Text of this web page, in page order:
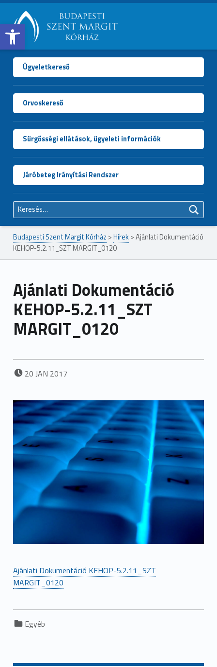
Open toolbar
BUDAPESTI
SZENT
MARGIT
KÓRHÁZ
Ügyeletkereső
Orvoskereső
Sürgősségi ellátások, ügyeleti információk
Járóbeteg Irányítási Rendszer
Keresés:
Budapesti Szent Margit Kórház >Hírek>Ajánlati Dokumentáció
KEHOP-5.2.11_SZT MARGIT_0120
Ajánlati Dokumentáció
KEHOP-5.2.11_SZT
MARGIT_0120
POSTED ON:
20 JAN 2017
Ajánlati Dokumentáció KEHOP-5.2.11_SZT
MARGIT_0120
Categorized in:
Egyéb